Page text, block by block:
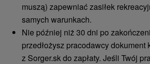
muszą) zapewniać zasiłek
samych warunkach.
Nie później niż 30 dni po
przedłożysz pracodawcy dokument
z Sorger.sk do zapłaty. Jeśli Twój